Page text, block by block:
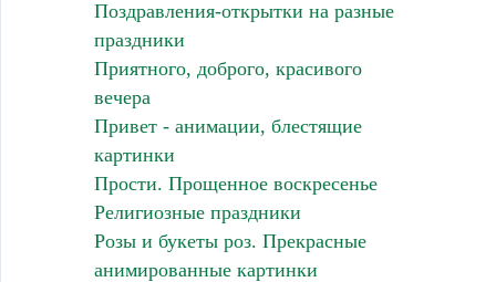
Поздравления-открытки на разные
праздники
Приятного, доброго, красивого
вечера
Привет - анимации, блестящие
картинки
Прости. Прощенное воскресенье
Религиозные праздники
Розы и букеты роз. Прекрасные
анимированные картинки